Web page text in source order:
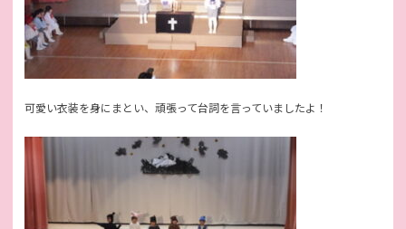
可愛い衣装を身にまとい、頑張って台詞を言っていましたよ！